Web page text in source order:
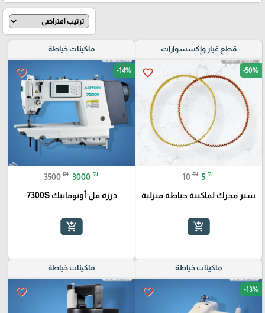
قطع غيار وإكسسوارات
favorite_border -50%
10 ₪ 5 ₪
سير محرك لماكينة خياطة منزلية
add_shopping_cart
ماكينات خياطة
favorite_border -14%
3500 ₪ 3000 ₪
درزة فل أوتوماتيك 7300S
add_shopping_cart
ماكينات خياطة
favorite_border -13%
ماكينات خياطة
favorite_border